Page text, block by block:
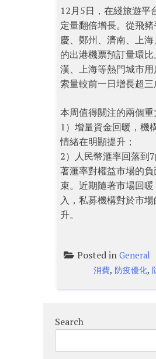
12月5日，在綫旅遊平
定量翻倍增長。從飛
慶、鄭州、濟南、上
的出港機票預訂量環
漢、上海等熱門城市
索量較前一日增長超三
本周值得關注的兩個重
1）增量資金回暖，機
情緒在明顯提升；
2）人民幣滙率回落到
著滙率對權益市場的
束。近期隨著市場回
入，私募機構對於市
升。
Posted in General
消費, 防疫優化,
Search